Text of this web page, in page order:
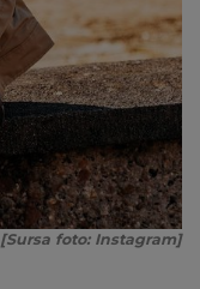
[Sursa foto: Instagram]